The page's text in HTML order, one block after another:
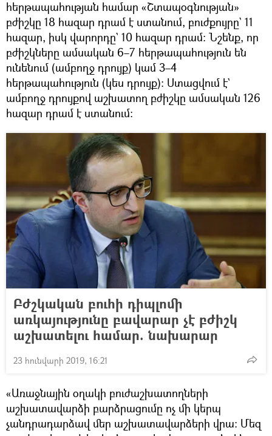
հերթապահության համար «Շտապօգնության»
բժիշկը 18 հազար դրամ է ստանում, բուժքույրը` 11
հազար, իսկ վարորդը` 10 հազար դրամ։ Նշենք, որ
բժիշկները ամսական 6–7 հերթապահություն են
ունենում (ամբողջ դրույք) կամ 3–4
հերթապահություն (կես դրույք)։ Ստացվում է`
ամբողջ դրույքով աշխատող բժիշկը ամսական 126
հազար դրամ է ստանում։
Բժշկական բուհի դիպլոմի
առկայությունը բավարար չէ բժիշկ
աշխատելու համար. նախարար
23 հունվարի 2019, 16:21
«Առաջնային օղակի բուժաշխատողների
աշխատավարձի բարձրացումը ոչ մի կերպ
չանդրադարձավ մեր աշխատավարձերի վրա։ Մեզ